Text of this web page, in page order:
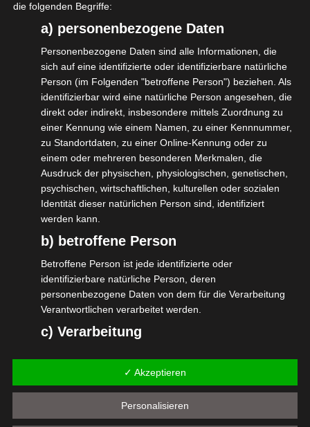
LiveKomme.V. nehmen zur aktuellen
Situation und Perspektive der
Veranstaltungsbranche Stellung.
Schwerpunktthema ist diesmal: „Lockdown
ohne Ende – Perspektive in Sicht?“ Damit
wir uns auf Eure Fragen besser vorbereiten
können, wären wir Euch dankbar, wenn Ihr
uns diese vorab (gerne stichwortartig) an
die E-Mail-Adresse
dialog@forumveranstaltungswirtschaft.org
senden würdet.
Zur kostenlosen Anmeldung geht es hier:
https://form.jotform.com/211104500723336
#veranstaltungswirtschaft
#WirGeminsamJetzt
„
die folgenden Begriffe:
a) personenbezogene Daten
Personenbezogene Daten sind alle Informationen, die
sich auf eine identifizierte oder identifizierbare natürliche
Person (im Folgenden "betroffene Person") beziehen. Als
identifizierbar wird eine natürliche Person angesehen, die
direkt oder indirekt, insbesondere mittels Zuordnung zu
einer Kennung wie einem Namen, zu einer Kennnummer,
zu Standortdaten, zu einer Online-Kennung oder zu
einem oder mehreren besonderen Merkmalen, die
Ausdruck der physischen, physiologischen, genetischen,
psychischen, wirtschaftlichen, kulturellen oder sozialen
Identität dieser natürlichen Person sind, identifiziert
werden kann.
b) betroffene Person
Betroffene Person ist jede identifizierte oder
identifizierbare natürliche Person, deren
personenbezogene Daten von dem für die Verarbeitung
Verantwortlichen verarbeitet werden.
c) Verarbeitung
Verfahren ausgeführte Vorgang oder jede solche
Vorgangsreihe im Zusammenhang mit
personenbezogenen Daten wie das Erheben, das
✓ Akzeptieren
Personalisieren